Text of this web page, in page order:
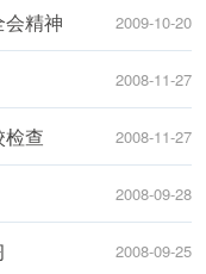
精神 2009-10-20
2008-11-27
查 2008-11-27
2008-09-28
2008-09-25